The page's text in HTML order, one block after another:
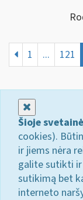
1 ... 121
Šioje
cookies).
ir jiems nėra
galite sutikti ir
sutikimą bet
interneto